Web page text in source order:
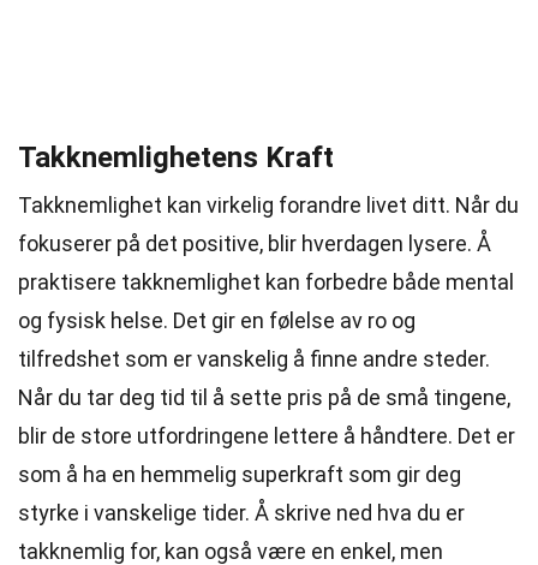
Takknemlighetens Kraft
Takknemlighet kan virkelig forandre livet ditt. Når du
fokuserer på det positive, blir hverdagen lysere. Å
praktisere takknemlighet kan forbedre både mental
og fysisk helse. Det gir en følelse av ro og
tilfredshet som er vanskelig å finne andre steder.
Når du tar deg tid til å sette pris på de små tingene,
blir de store utfordringene lettere å håndtere. Det er
som å ha en hemmelig superkraft som gir deg
styrke i vanskelige tider. Å skrive ned hva du er
takknemlig for, kan også være en enkel, men